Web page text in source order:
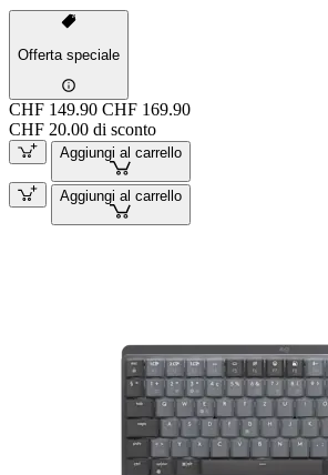
Offerta speciale
CHF 149.90 CHF 169.90
CHF 20.00 di sconto
Aggiungi al carrello
Aggiungi al carrello